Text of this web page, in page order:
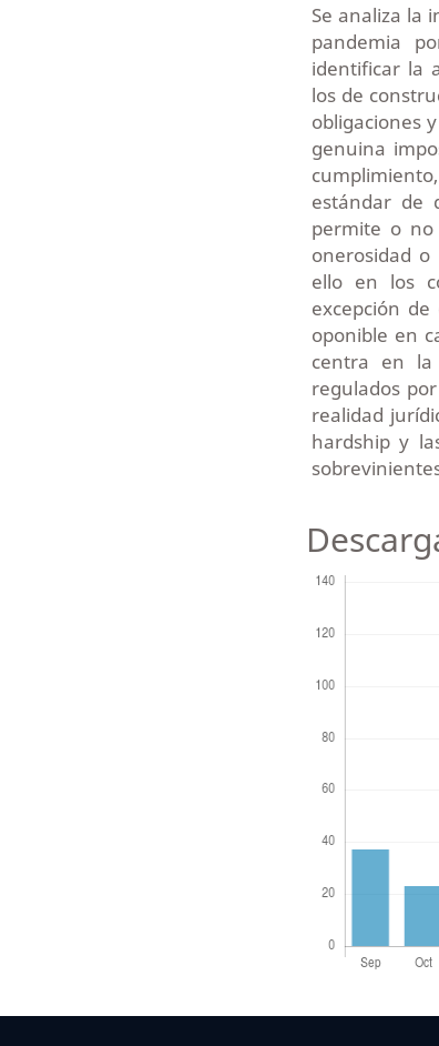
Se analiza la
pandemia
identificar la
los de
obligaciones
genuina
estándar de
permite o no
onerosidad
ello en los
excepción
oponible en
centra en la
regulados
realidad
hardship y